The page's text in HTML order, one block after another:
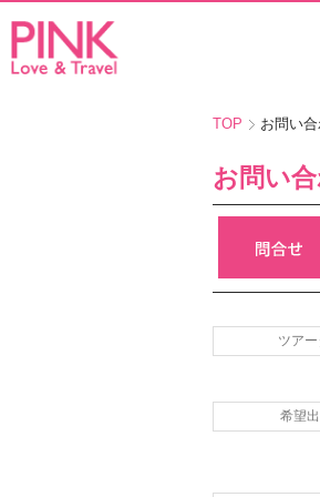
TOP お問い
お問い
ツア
希望